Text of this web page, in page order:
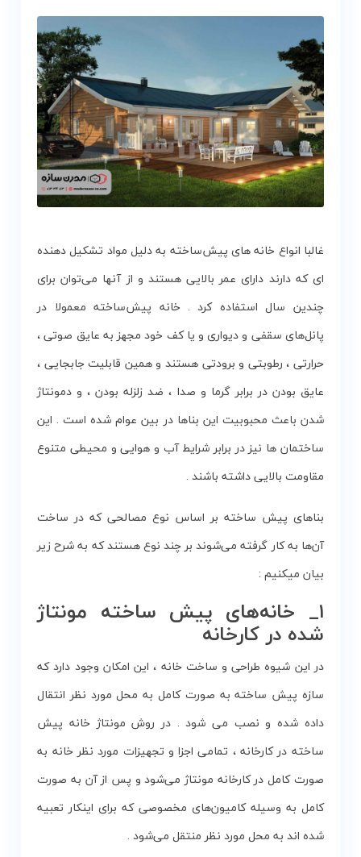
غالبا انواع خانه های پیش‌ساخته به دلیل مواد تشکیل دهنده
ای که دارند دارای عمر بالایی هستند و از آنها می‌توان برای
چندین سال استفاده کرد . خانه پیش‌ساخته معمولا در
پانل‌های سقفی و دیواری و یا کف خود مجهز به عایق صوتی ،
حرارتی ، رطوبتی و برودتی هستند و همین قابلیت جابجایی ،
عایق بودن در برابر گرما و صدا ، ضد زلزله بودن ، و دمونتاژ
شدن باعث محبوبیت این بناها در بین عوام شده است . این
ساختمان ها نیز در برابر شرایط آب و هوایی و محیطی متنوع
مقاومت بالایی داشته باشند .
بناهای پیش ساخته بر اساس نوع مصالحی که در ساخت
آن‌ها به کار گرفته می‌شوند بر چند نوع هستند که به شرح زیر
بیان میکنیم :
۱_ خانه‌های پیش ساخته مونتاژ
شده در کارخانه
در این شیوه طراحی و ساخت خانه ، این امکان وجود دارد که
سازه پیش ساخته به صورت کامل به محل مورد نظر انتقال
داده شده و نصب می شود . در روش مونتاژ خانه پیش
ساخته در کارخانه ، تمامی اجزا و تجهیزات مورد نظر خانه به
صورت کامل در کارخانه مونتاژ می‌شود و پس از آن به صورت
کامل به وسیله کامیون‌های مخصوصی که برای اینکار تعبیه
شده اند به محل مورد نظر منتقل می‌شود .